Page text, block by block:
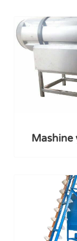
Mashine